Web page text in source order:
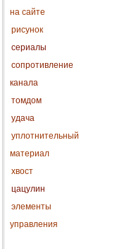
на сайте
рисунок
сериалы
сопротивление
канала
томдом
удача
уплотнительный
материал
хвост
цацулин
элементы
управления